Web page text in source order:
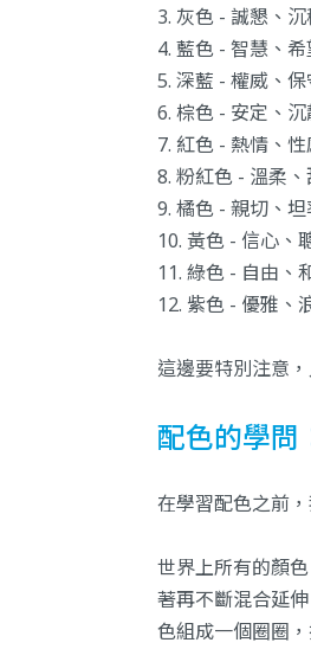
3. 灰色 - 誠懇、
4. 藍色 - 智慧、
5. 深藍 - 權威、
6. 棕色 - 安定、
7. 紅色 - 熱情、
8. 粉紅色 - 溫柔
9. 橘色 - 親切、
10. 黃色 - 信心、
11. 綠色 - 自由、
12. 紫色 - 優雅、
這邊要特別注意
配色的學問
在學習配色之前
世界上所有的顏
著再不斷混合延
色組成一個圈圈